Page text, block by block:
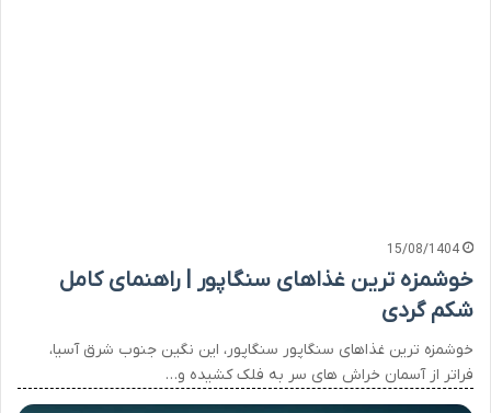
15/08/1404
خوشمزه ترین غذاهای سنگاپور | راهنمای کامل
شکم گردی
خوشمزه ترین غذاهای سنگاپور سنگاپور، این نگین جنوب شرق آسیا،
فراتر از آسمان خراش های سر به فلک کشیده و…